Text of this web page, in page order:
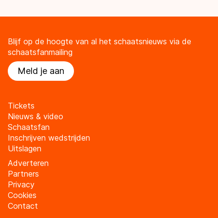
Blijf op de hoogte van al het schaatsnieuws via de
schaatsfanmailing
Meld je aan
Tickets
Nieuws & video
Schaatsfan
Inschrijven wedstrijden
Uitslagen
Adverteren
Partners
Privacy
Cookies
Contact